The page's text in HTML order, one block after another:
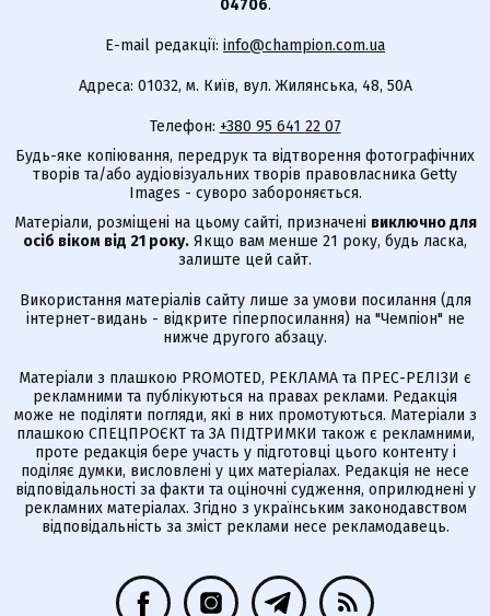
04706.
E-mail редакції: info@champion.com.ua
Адреса: 01032, м. Київ, вул. Жилянська, 48, 50А
Телефон: +380 95 641 22 07
Будь-яке копіювання, передрук та відтворення фотографічних
творів та/або аудіовізуальних творів правовласника Getty
Images - суворо забороняється.
Матеріали, розміщені на цьому сайті, призначені виключно для
осіб віком від 21 року. Якщо вам менше 21 року, будь ласка,
залиште цей сайт.
Використання матеріалів сайту лише за умови посилання (для
інтернет-видань - відкрите гіперпосилання) на "Чемпіон" не
нижче другого абзацу.
Матеріали з плашкою PROMOTED, РЕКЛАМА та ПРЕС-РЕЛІЗИ є
рекламними та публікуються на правах реклами. Редакція
може не поділяти погляди, які в них промотуються. Матеріали з
плашкою СПЕЦПРОЄКТ та ЗА ПІДТРИМКИ також є рекламними,
проте редакція бере участь у підготовці цього контенту і
поділяє думки, висловлені у цих матеріалах. Редакція не несе
відповідальності за факти та оціночні судження, оприлюднені у
рекламних матеріалах. Згідно з українським законодавством
відповідальність за зміст реклами несе рекламодавець.